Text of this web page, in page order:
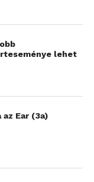
lehet
Ear (3a)